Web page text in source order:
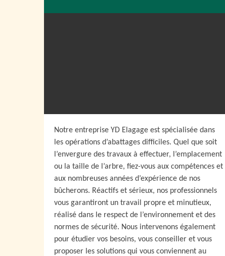
Notre entreprise YD Elagage est spécialisée dans
les opérations d’abattages difficiles. Quel que soit
l’envergure des travaux à effectuer, l’emplacement
ou la taille de l’arbre, fiez-vous aux compétences et
aux nombreuses années d’expérience de nos
bûcherons. Réactifs et sérieux, nos professionnels
vous garantiront un travail propre et minutieux,
réalisé dans le respect de l’environnement et des
normes de sécurité. Nous intervenons également
pour étudier vos besoins, vous conseiller et vous
proposer les solutions qui vous conviennent au